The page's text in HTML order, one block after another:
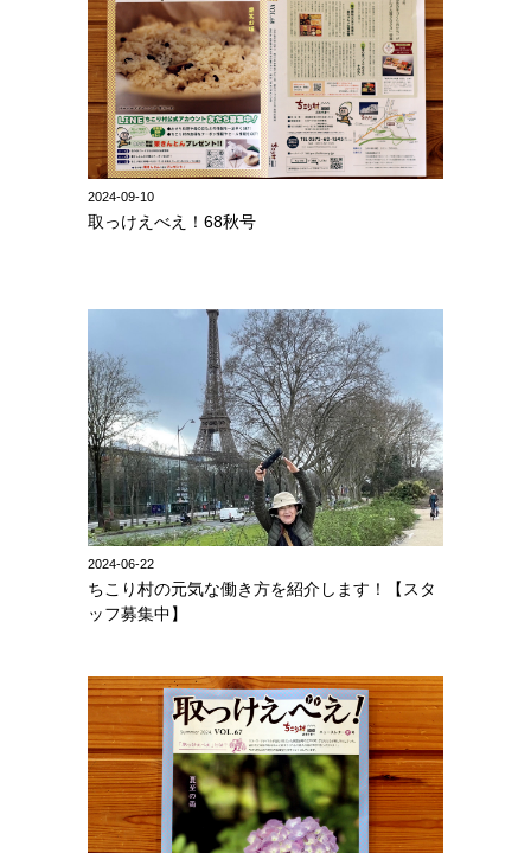
2024-09-10
取っけえべえ！68秋号
2024-06-22
ちこり村の元気な働き方を紹介します！【スタ
ッフ募集中】